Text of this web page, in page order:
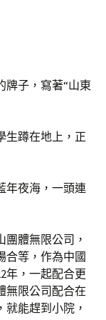
牌子，寫著“山東
生蹲在地上，正
年夜海，一頭連
團體無限公司，
合等，作為中國
年，一起配合更
無限公司配合在
能趕到小院，